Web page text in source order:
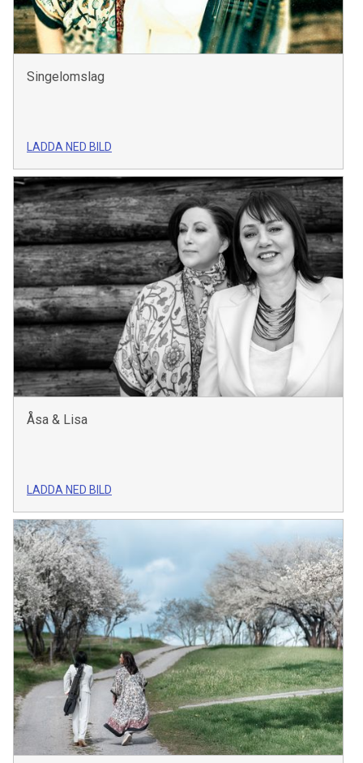
Singelomslag
LADDA NED BILD
Åsa & Lisa
LADDA NED BILD